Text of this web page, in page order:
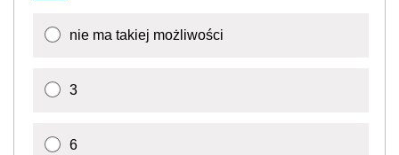
nie ma takiej możliwości
3
6